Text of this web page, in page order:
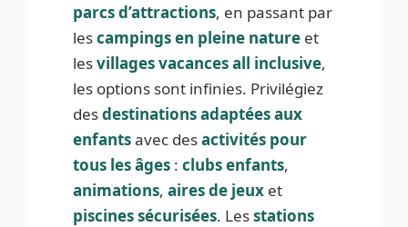
parcs d’attractions, en passant par
lescampings en pleine nature et
lesvillages vacances all inclusive,
les options sont infinies. Privilégiez
desdestinations adaptées aux
enfantsavec desactivités pour
tous les âges : clubs enfants,
animations, aires de jeux et
piscines sécurisées. Lesstations